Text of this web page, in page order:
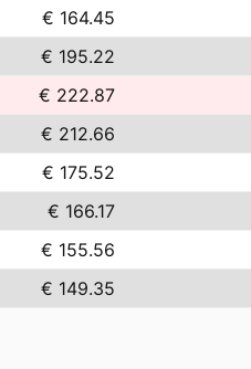
€ 164.45
€ 195.22
€ 222.87
€ 212.66
€ 175.52
€ 166.17
€ 155.56
€ 149.35